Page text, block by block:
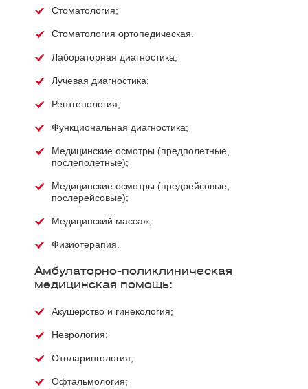
Стоматология;
Стоматология ортопедическая.
Лабораторная диагностика;
Лучевая диагностика;
Рентгенология;
Функциональная диагностика;
Медицинские осмотры (предполетные,
послеполетные);
Медицинские осмотры (предрейсовые,
послерейсовые);
Медицинский массаж;
Физиотерапия.
Амбулаторно-поликлиническая
медицинская помощь:
Акушерство и гинекология;
Неврология;
Отоларингология;
Офтальмология;